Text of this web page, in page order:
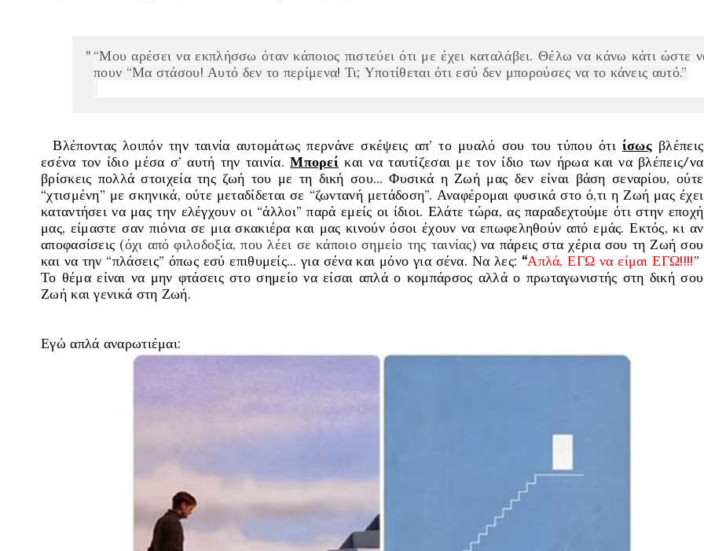
“Μου αρέσει να εκπλήσσω όταν κάποιος πιστεύει ότι με έχει καταλάβει. Θέλω να κάνω κάτι ώστε
πουν “Μα στάσου! Αυτό δεν το περίμενα! Τι; Υποτίθεται ότι εσύ δεν μπορούσες να το κάνεις αυτό.”
Βλέποντας λοιπόν την ταινία αυτομάτως περνάνε σκέψεις απ’ το μυαλό σου του τύπου ότι ίσως βλέπεις
εσένα τον ίδιο μέσα σ’ αυτή την ταινία.Μπορεί και να ταυτίζεσαι με τον ίδιο των ήρωα και να βλέπεις/να
βρίσκεις πολλά στοιχεία της ζωή του με τη δική σου… Φυσικά η Ζωή μας δεν είναι βάση σεναρίου, ούτε
“χτισμένη” με σκηνικά, ούτε μεταδίδεται σε “ζωντανή μετάδοση”. Αναφέρομαι φυσικά στο ό,τι η Ζωή μας έχει
καταντήσει να μας την ελέγχουν οι “άλλοι” παρά εμείς οι ίδιοι. Ελάτε τώρα, ας παραδεχτούμε ότι στην εποχή
μας, είμαστε σαν πιόνια σε μια σκακιέρα και μας κινούν όσοι έχουν να επωφεληθούν από εμάς. Εκτός, κι αν
αποφασίσεις (όχι από φιλοδοξία, που λέει σε κάποιο σημείο της ταινίας) να πάρεις στα χέρια σου τη Ζωή σου
και να την “πλάσεις” όπως εσύ επιθυμείς… για σένα και μόνο για σένα. Να λες: “Απλά, ΕΓΩ να είμαι ΕΓΩ!!!!”
Το θέμα είναι να μην φτάσεις στο σημείο να είσαι απλά ο κομπάρσος αλλά ο πρωταγωνιστής στη δική σου
Ζωή και γενικά στη Ζωή.
Εγώ απλά αναρωτιέμαι: